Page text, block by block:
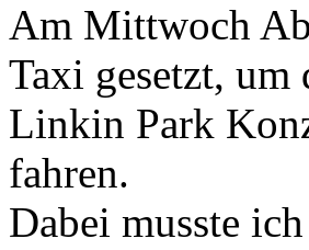
Am Mittwoch
Taxi gesetzt, um
Linkin Park
fahren.
Dabei musste